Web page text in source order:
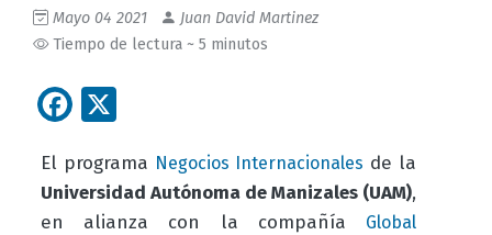
Mayo 04 2021
Juan David Martinez
Tiempo de lectura ~ 5 minutos
Facebook
El programa Negocios Internacionales de la
Universidad Autónoma de Manizales (UAM),
en alianza con la compañía Global